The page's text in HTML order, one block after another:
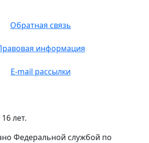
Обратная связь
информация
E-mail рассылки
лет.
Федеральной службой по